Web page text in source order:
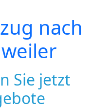
nach
Sie jetzt